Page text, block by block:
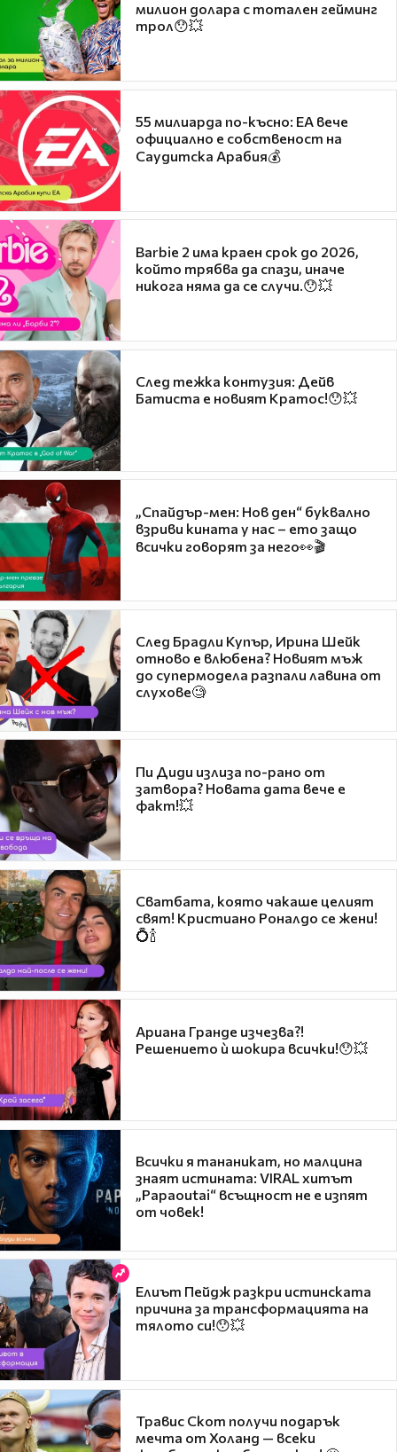
милион долара с тотален гейминг
трол😯💥
55 милиарда по-късно: EA вече
официално е собственост на
Саудитска Арабия💰
Barbie 2 има краен срок до 2026,
който трябва да спази, иначе
никога няма да се случи.😯💥
След тежка контузия: Дейв
Батиста е новият Кратос!😯💥
„Спайдър-мен: Нов ден“ буквално
взриви кината у нас – ето защо
всички говорят за него👀🎬
След Брадли Купър, Ирина Шейк
отново е влюбена? Новият мъж
до супермодела разпали лавина от
слухове🧐
Пи Диди излиза по-рано от
затвора? Новата дата вече е
факт!💥
Сватбата, която чакаше целият
свят! Кристиано Роналдо се жени!
💍🍾
Ариана Гранде изчезва?!
Решението ѝ шокира всички!😯💥
Всички я тананикат, но малцина
знаят истината: VIRAL хитът
„Papaoutai“ всъщност не е изпят
от човек!
Елиът Пейдж разкри истинската
причина за трансформацията на
тялото си!😯💥
Травис Скот получи подарък
мечта от Холанд — всеки